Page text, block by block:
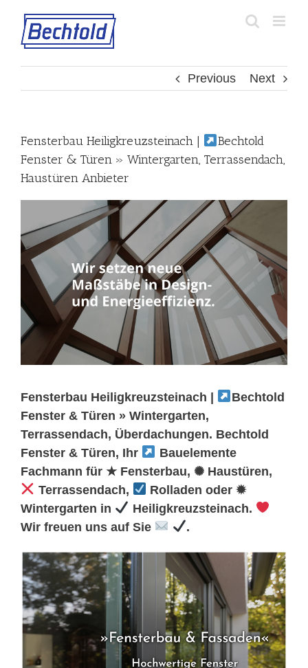
content
Previous Next
Fensterbau Heiligkreuzsteinach |
Bechtold
Fenster & Türen » Wintergarten, Terrassendach,
Haustüren Anbieter
Fensterbau Heiligkreuzsteinach |
Bechtold
Fenster & Türen » Wintergarten,
Terrassendach, Überdachungen. Bechtold
Fenster & Türen, Ihr
Bauelemente
Fachmann für ★ Fensterbau, ✺ Haustüren,
Terrassendach,
Rolladen oder ✹
Wintergarten in
Heiligkreuzsteinach.
Wir freuen uns auf Sie
.